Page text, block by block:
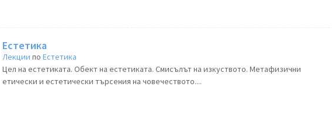
Естетика
Лекции поЕстетика
Цел на естетиката. Обект на естетиката. Смисълът на изкуството. Метафизични
етически и естетически търсения на човечеството....